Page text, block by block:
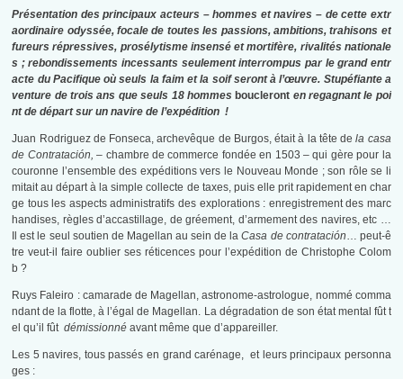
Présentation des principaux acteurs – hommes et navires – de cette extr
aordinaire odyssée, focale de toutes les passions, ambitions, trahisons et
fureurs répressives, prosélytisme insensé et mortifère, rivalités nationale
s ;rebondissements incessants seulement interrompus par le grand entr
acte du Pacifiqueoù seuls la faim et la soif seront à l’œuvre. Stupéfiante a
venture de trois ans que seuls 18 hommes boucleront en regagnant le poi
nt de départ sur un navire de l’expédition !
Juan Rodriguez de Fonseca, archevêque de Burgos, était à la tête dela casa
de Contratación, – chambre de commerce fondée en 1503 – qui gère pour la
couronne l’ensemble des expéditions vers le Nouveau Monde ; son rôle se li
mitait au départ à la simple collecte de taxes, puis elle prit rapidement en char
ge tous les aspects administratifs des explorations : enregistrement des marc
handises, règles d’accastillage, de gréement, d’armement des navires, etc …
Il est le seul soutien de Magellan au sein de laCasa de contratación… peut-ê
tre veut-il faire oublier ses réticences pour l’expédition de Christophe Colom
b ?
Ruys Faleiro : camarade de Magellan, astronome-astrologue, nommé comma
ndant de la flotte, à l’égal de Magellan. La dégradation de son état mental fût t
el qu’il fûtdémissionné avant même que d’appareiller.
Les 5 navires, tous passés en grand carénage, et leurs principaux personna
ges :